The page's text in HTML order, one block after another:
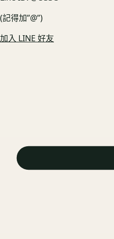
(記得加”@”)
加入 LINE 好友